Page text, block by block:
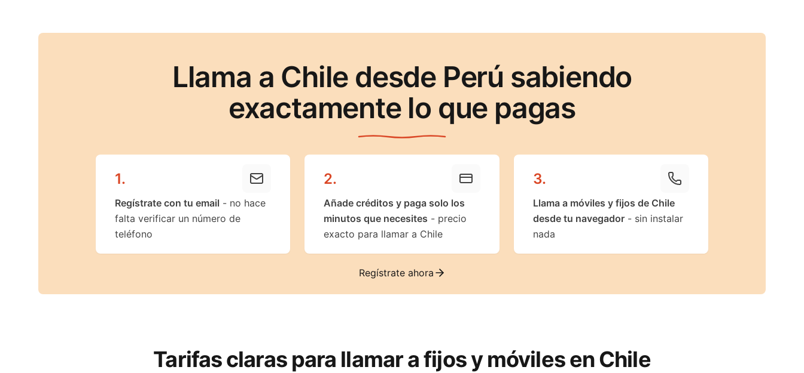
Llama a Chile desde Perú sabiendo
exactamente lo que pagas
1.
Regístrate con tu email - no hace
falta verificar un número de
teléfono
2.
Añade créditos y paga solo los
minutos que necesites - precio
exacto para llamar a Chile
3.
Llama a móviles y fijos de Chile
desde tu navegador- sin instalar
nada
Regístrate ahora
Tarifas claras para llamar a fijos y móviles enChile